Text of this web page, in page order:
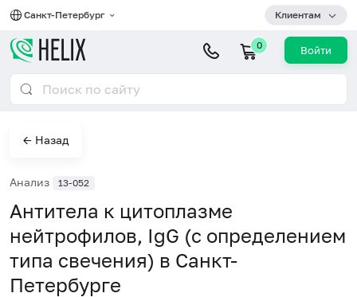
Санкт-Петербург Клиентам
0 Войти
← Назад
Анализ 13-052
Антитела к цитоплазме
нейтрофилов, IgG (с определением
типа свечения) в Санкт-
Петербурге